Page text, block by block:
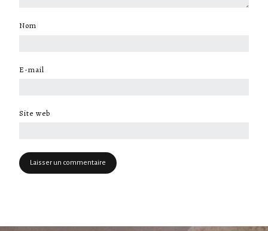
Nom
E-mail
Site web